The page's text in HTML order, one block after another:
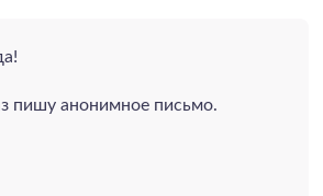
пишу анонимное письмо.